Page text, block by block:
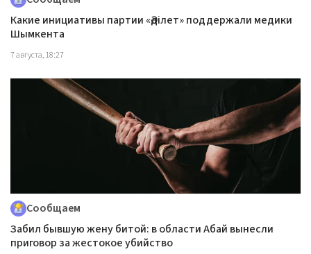
Какие инициативы партии «Әділет» поддержали медики
Шымкента
7 августа, 18:27
Сообщаем
Забил бывшую жену битой: в области Абай вынесли
приговор за жестокое убийство